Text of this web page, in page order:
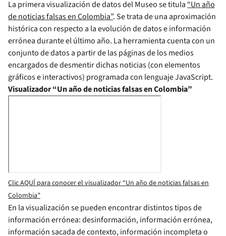
La primera visualización de datos del Museo se titula “Un año
de noticias falsas en Colombia”. Se trata de una aproximación
histórica con respecto a la evolución de datos e información
errónea durante el último año. La herramienta cuenta con un
conjunto de datos a partir de las páginas de los medios
encargados de desmentir dichas noticias (con elementos
gráficos e interactivos) programada con lenguaje JavaScript.
Visualizador “Un año de noticias falsas en Colombia”
Clic AQUÍ para conocer el visualizador “Un año de noticias falsas en
Colombia”
En la visualización se pueden encontrar distintos tipos de
información errónea: desinformación, información errónea,
información sacada de contexto, información incompleta o